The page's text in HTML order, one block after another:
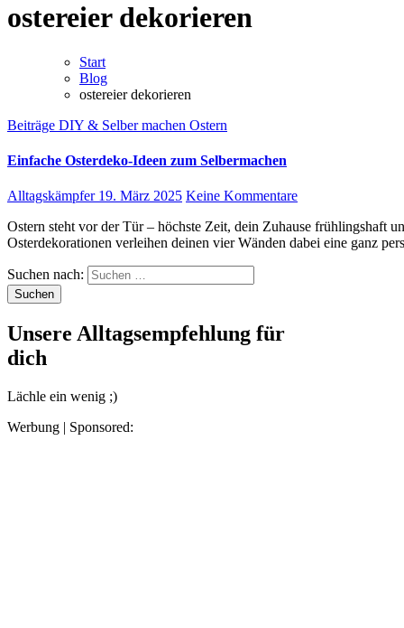
ostereier dekorieren
Start
Blog
ostereier dekorieren
Beiträge DIY & Selber machen Ostern
Einfache Osterdeko-Ideen zum Selbermachen
Alltagskämpfer 19. März 2025 Keine Kommentare
Ostern steht vor der Tür – höchste Zeit, dein Zuhause frühlingshaft und gemütlich zu dekorieren! Selbstgemachte
Osterdekorationen verleihen deinen vier Wänden dabei eine ganz
Suchen nach:
Unsere Alltagsempfehlung für
dich
Lächle ein wenig ;)
Werbung | Sponsored: